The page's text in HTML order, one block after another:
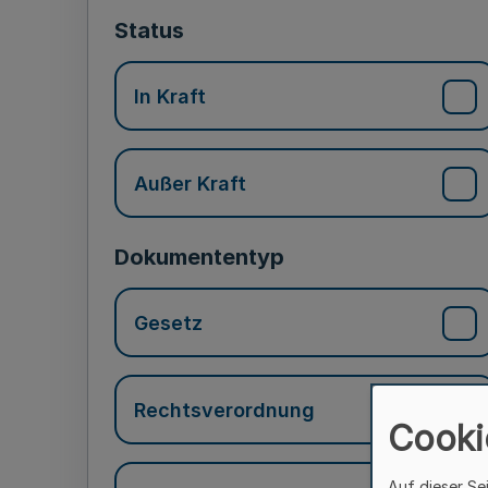
Status
In Kraft
Außer Kraft
Dokumententyp
Gesetz
Rechtsverordnung